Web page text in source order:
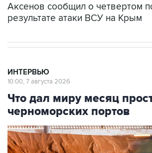
Аксенов сообщил о четвертом
результате атаки ВСУ на Крым
ИНТЕРВЬЮ
10:00, 7 августа 2026
Что дал миру месяц
черноморских портов